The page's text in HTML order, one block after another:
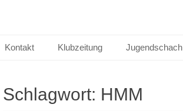
Kontakt Klubzeitung Jugendschach
Schlagwort: HMM